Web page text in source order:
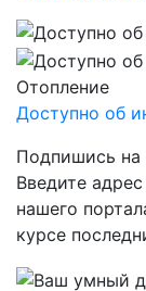
Отопление
Доступно об
Подпишись
Введите
нашего
курсе